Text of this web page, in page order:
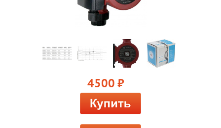
4500 руб.